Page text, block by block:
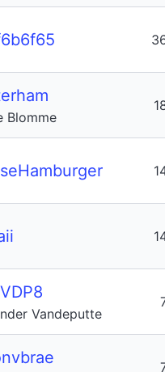
Blomme
Vandeputte